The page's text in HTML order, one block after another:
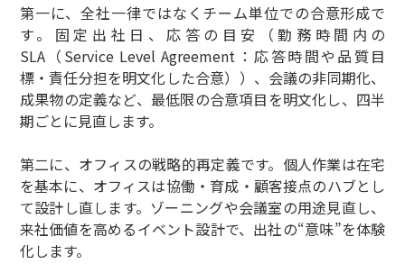
第一に、全社一律ではなくチーム単位での合意形成で
す。固定出社日、応答の目安（勤務時間内の
SLA（Service Level Agreement：応答時間や品質目
標・責任分担を明文化した合意））、会議の非同期化、
成果物の定義など、最低限の合意項目を明文化し、四半
期ごとに見直します。
第二に、オフィスの戦略的再定義です。個人作業は在宅
を基本に、オフィスは協働・育成・顧客接点のハブとし
て設計し直します。ゾーニングや会議室の用途見直し、
来社価値を高めるイベント設計で、出社の“意味”を体験
化します。